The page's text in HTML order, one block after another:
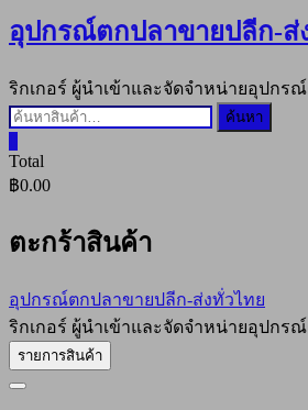
อุปกรณ์ตกปลาขายปลีก-ส่
ริกเกอร์ ผู้นำเข้าและจัดจำหน่ายอุปกร
ค้นหา:
ค้นหา
Total
฿0.00
ตะกร้าสินค้า
อุปกรณ์ตกปลาขายปลีก-ส่งทั่วไทย
ริกเกอร์ ผู้นำเข้าและจัดจำหน่ายอุปกร
รายการสินค้า